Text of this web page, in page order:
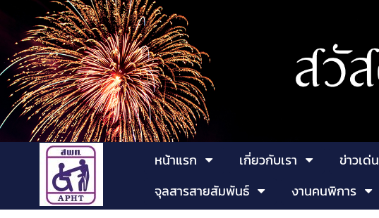
หน้าแรก เกี่ยวกับเรา ข่าวเด่น
จุลสารสายสัมพันธ์
งานคนพิการ